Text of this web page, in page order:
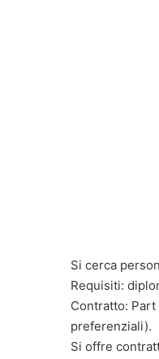
Si cerca
Requisiti:
Contratto:
preferenziali).
Si offre